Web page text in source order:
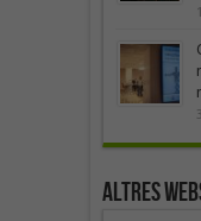
Altres